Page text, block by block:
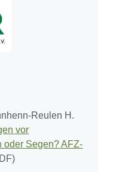
Reulen H.
vor
oder Segen? AFZ-